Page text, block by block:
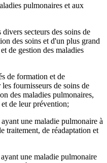
pulmonaires et aux
secteurs des soins de
des soins et d'un plus grand
de gestion des maladies
de formation et de
fournisseurs de soins de
des maladies pulmonaires,
de leur prévention;
une maladie pulmonaire à
traitement, de réadaptation et
une maladie pulmonaire